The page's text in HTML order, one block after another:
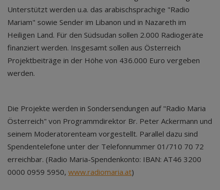
Unterstützt werden u.a. das arabischsprachige "Radio
Mariam" sowie Sender im Libanon und in Nazareth im
Heiligen Land. Für den Südsudan sollen 2.000 Radiogeräte
finanziert werden. Insgesamt sollen aus Österreich
Projektbeiträge in der Höhe von 436.000 Euro vergeben
werden.
Die Projekte werden in Sondersendungen auf "Radio Maria
Österreich" von Programmdirektor Br. Peter Ackermann und
seinem Moderatorenteam vorgestellt. Parallel dazu sind
Spendentelefone unter der Telefonnummer 01/710 70 72
erreichbar. (Radio Maria-Spendenkonto: IBAN: AT46 3200
0000 0959 5950, www.radiomaria.at)